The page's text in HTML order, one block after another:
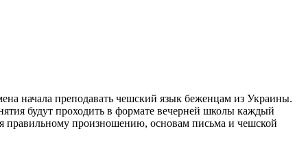
начала преподавать чешский язык беженцам из Украины.
будут проходить в формате вечерней школы каждый
правильному произношению, основам письма и чешской